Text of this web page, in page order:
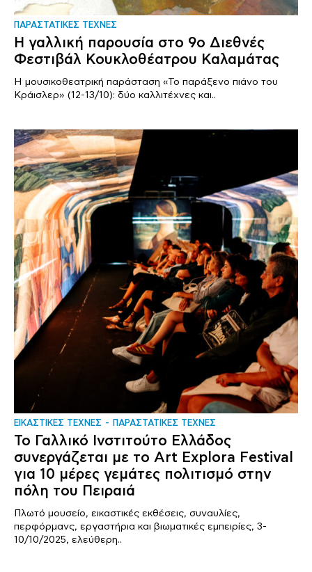
ΠΑΡΑΣΤΑΤΙΚΕΣ ΤΕΧΝΕΣ
Η γαλλική παρουσία στο 9ο Διεθνές
Φεστιβάλ Κουκλοθέατρου Καλαμάτας
H μουσικοθεατρική παράσταση «Το παράξενο πιάνο του
Κράισλερ» (12-13/10): δύο καλλιτέχνες και..
ΕΙΚΑΣΤΙΚΕΣ ΤΕΧΝΕΣ ΠΑΡΑΣΤΑΤΙΚΕΣ ΤΕΧΝΕΣ
Το Γαλλικό Ινστιτούτο Ελλάδος
συνεργάζεται με το Art Explora Festival
για 10 μέρες γεμάτες πολιτισμό στην
πόλη του Πειραιά
Πλωτό μουσείο, εικαστικές εκθέσεις, συναυλίες,
περφόρμανς, εργαστήρια και βιωματικές εμπειρίες, 3-
10/10/2025, ελεύθερη..